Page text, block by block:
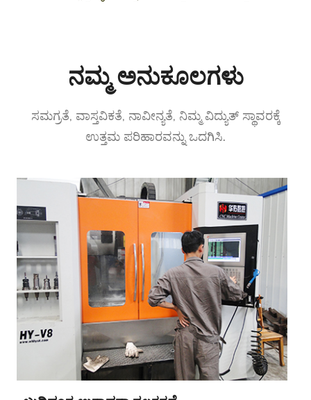
ನಮ್ಮ ಅನುಕೂಲಗಳು
ಸಮಗ್ರತೆ, ವಾಸ್ತವಿಕತೆ, ನಾವೀನ್ಯತೆ, ನಿಮ್ಮ ವಿದ್ಯುತ್ ಸ್ಥಾವರಕ್ಕೆ
ಉತ್ತಮ ಪರಿಹಾರವನ್ನು ಒದಗಿಸಿ.